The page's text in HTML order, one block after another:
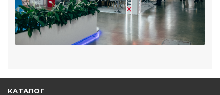
КАТАЛОГ